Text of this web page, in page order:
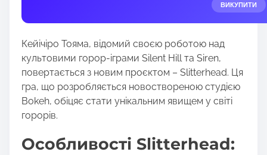
t
i
s
p
o
s
t
n
ВИКУПИТИ
Кейічіро Тояма, відомий своєю роботою над
культовими горор-іграми Silent Hill та Siren,
повертається з новим проєктом – Slitterhead. Ця
гра, що розробляється новоствореною студією
Bokeh, обіцяє стати унікальним явищем у світі
горорів.
Особливості Slitterhead: